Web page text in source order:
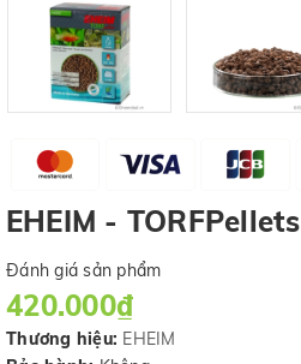
EHEIM - TORFPellets
Đánh giá sản phẩm
420.000₫
Thương hiệu: EHEIM